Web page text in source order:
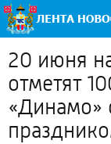
20 июня
отметят
«Динамо»